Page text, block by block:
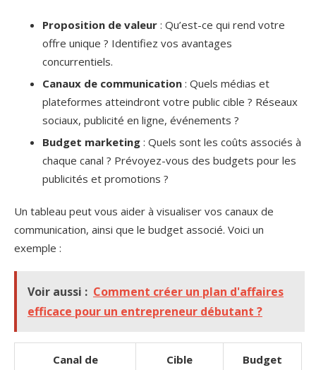
Proposition de valeur : Qu’est-ce qui rend votre
offre unique ? Identifiez vos avantages
concurrentiels.
Canaux de communication : Quels médias et
plateformes atteindront votre public cible ? Réseaux
sociaux, publicité en ligne, événements ?
Budget marketing : Quels sont les coûts associés à
chaque canal ? Prévoyez-vous des budgets pour les
publicités et promotions ?
Un tableau peut vous aider à visualiser vos canaux de
communication, ainsi que le budget associé. Voici un
exemple :
Voir aussi : Comment créer un plan d'affaires
efficace pour un entrepreneur débutant ?
Canal de
Cible
Budget